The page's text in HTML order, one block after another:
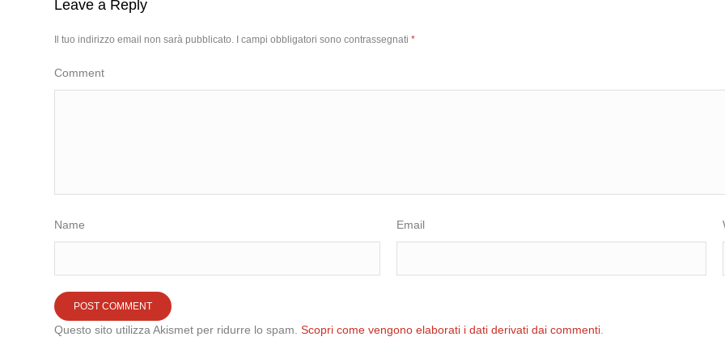
Leave a Reply
Il tuo indirizzo email non sarà pubblicato. I campi obbligatori sono contrassegnati*
Comment
Name Email
Questo sito utilizza Akismet per ridurre lo spam.Scopri come vengono elaborati i dati derivati dai commenti